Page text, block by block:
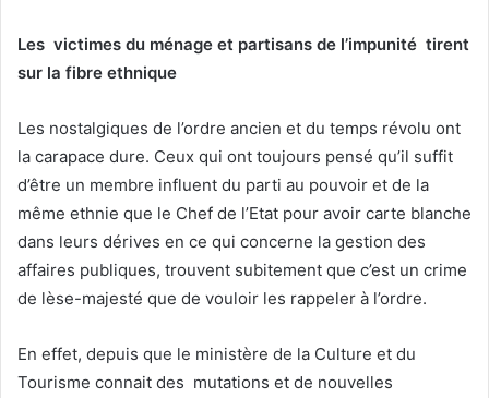
Les victimes du ménage et partisans de l’impunité tirent
sur la fibre ethnique
Les nostalgiques de l’ordre ancien et du temps révolu ont
la carapace dure. Ceux qui ont toujours pensé qu’il suffit
d’être un membre influent du parti au pouvoir et de la
même ethnie que le Chef de l’Etat pour avoir carte blanche
dans leurs dérives en ce qui concerne la gestion des
affaires publiques, trouvent subitement que c’est un crime
de lèse-majesté que de vouloir les rappeler à l’ordre.
En effet, depuis que le ministère de la Culture et du
Tourisme connait des mutations et de nouvelles